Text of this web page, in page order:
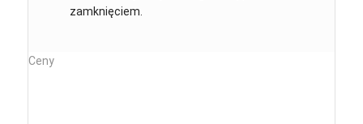
zamknięciem.
Ceny